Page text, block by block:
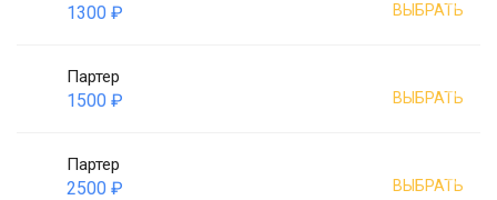
1300 ₽ ВЫБРАТЬ
Партер
1500 ₽ ВЫБРАТЬ
Партер
2500 ₽ ВЫБРАТЬ